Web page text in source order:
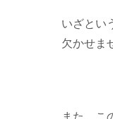
いざとい
欠かせま
また、こ